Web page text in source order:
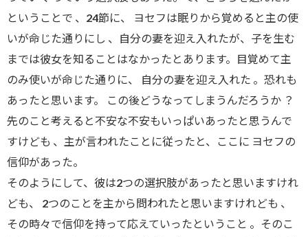
ということで 、24節に、 ヨセフは眠りから覚めると主の使
いが命じた通りにし 、自分の妻を迎え入れたが、子を生む
までは彼女を知ることはなかったとあります。目覚めて主
のみ使いが命じた通りに、 自分の妻を迎え入れた 。恐れも
あったと思います。 この後どうなってしまうんだろうか ？
先のこと考えると不安な不安もいっぱいあったと思うんで
すけども 、主が言われたことに従ったと、ここに ヨセフの
信仰があった。
そのようにして、彼は2つの選択肢があったと思いますけれ
ども、 2つのことを主から問われたと思いますけれども 、
その時々で信仰を持って応えていったということ 。そのこ